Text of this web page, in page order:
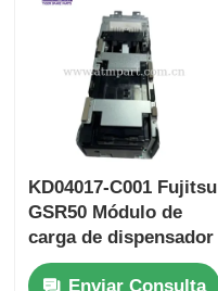
KD04017-C001 Fujitsu
GSR50 Módulo de
carga de dispensador
Casete+Marco
Enviar Consulta